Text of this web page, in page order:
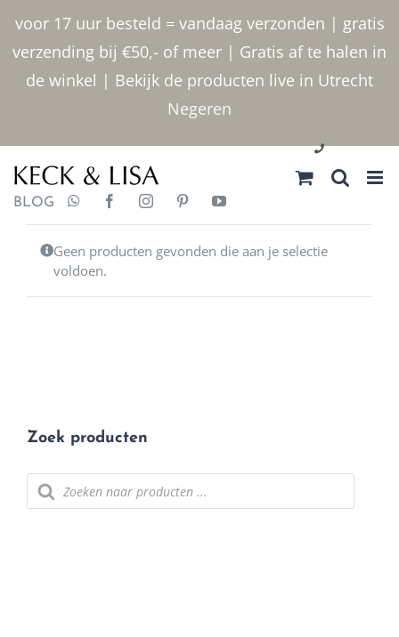
voor 17 uur besteld = vandaag verzonden | gratis
verzending bij €50,- of meer | Gratis af te halen in
de winkel | Bekijk de producten live in Utrecht
Negeren
inhoud
030 2400000
BLOG
Geen producten gevonden die aan je selectie
voldoen.
Zoek producten
Producten
zoeken